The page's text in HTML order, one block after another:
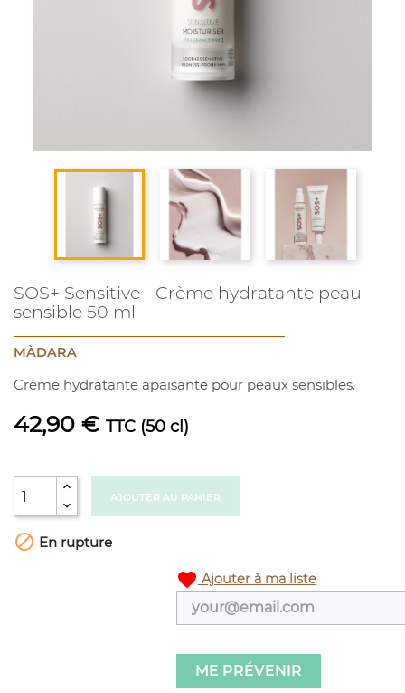
SOS+ Sensitive - Crème hydratante peau
sensible 50 ml
MÀDARA
Crème hydratante apaisante pour peaux sensibles.
42,90 € TTC (50 cl)
AJOUTER AU PANIER
 En rupture
favorite Ajouter à ma liste
ME PRÉVENIR